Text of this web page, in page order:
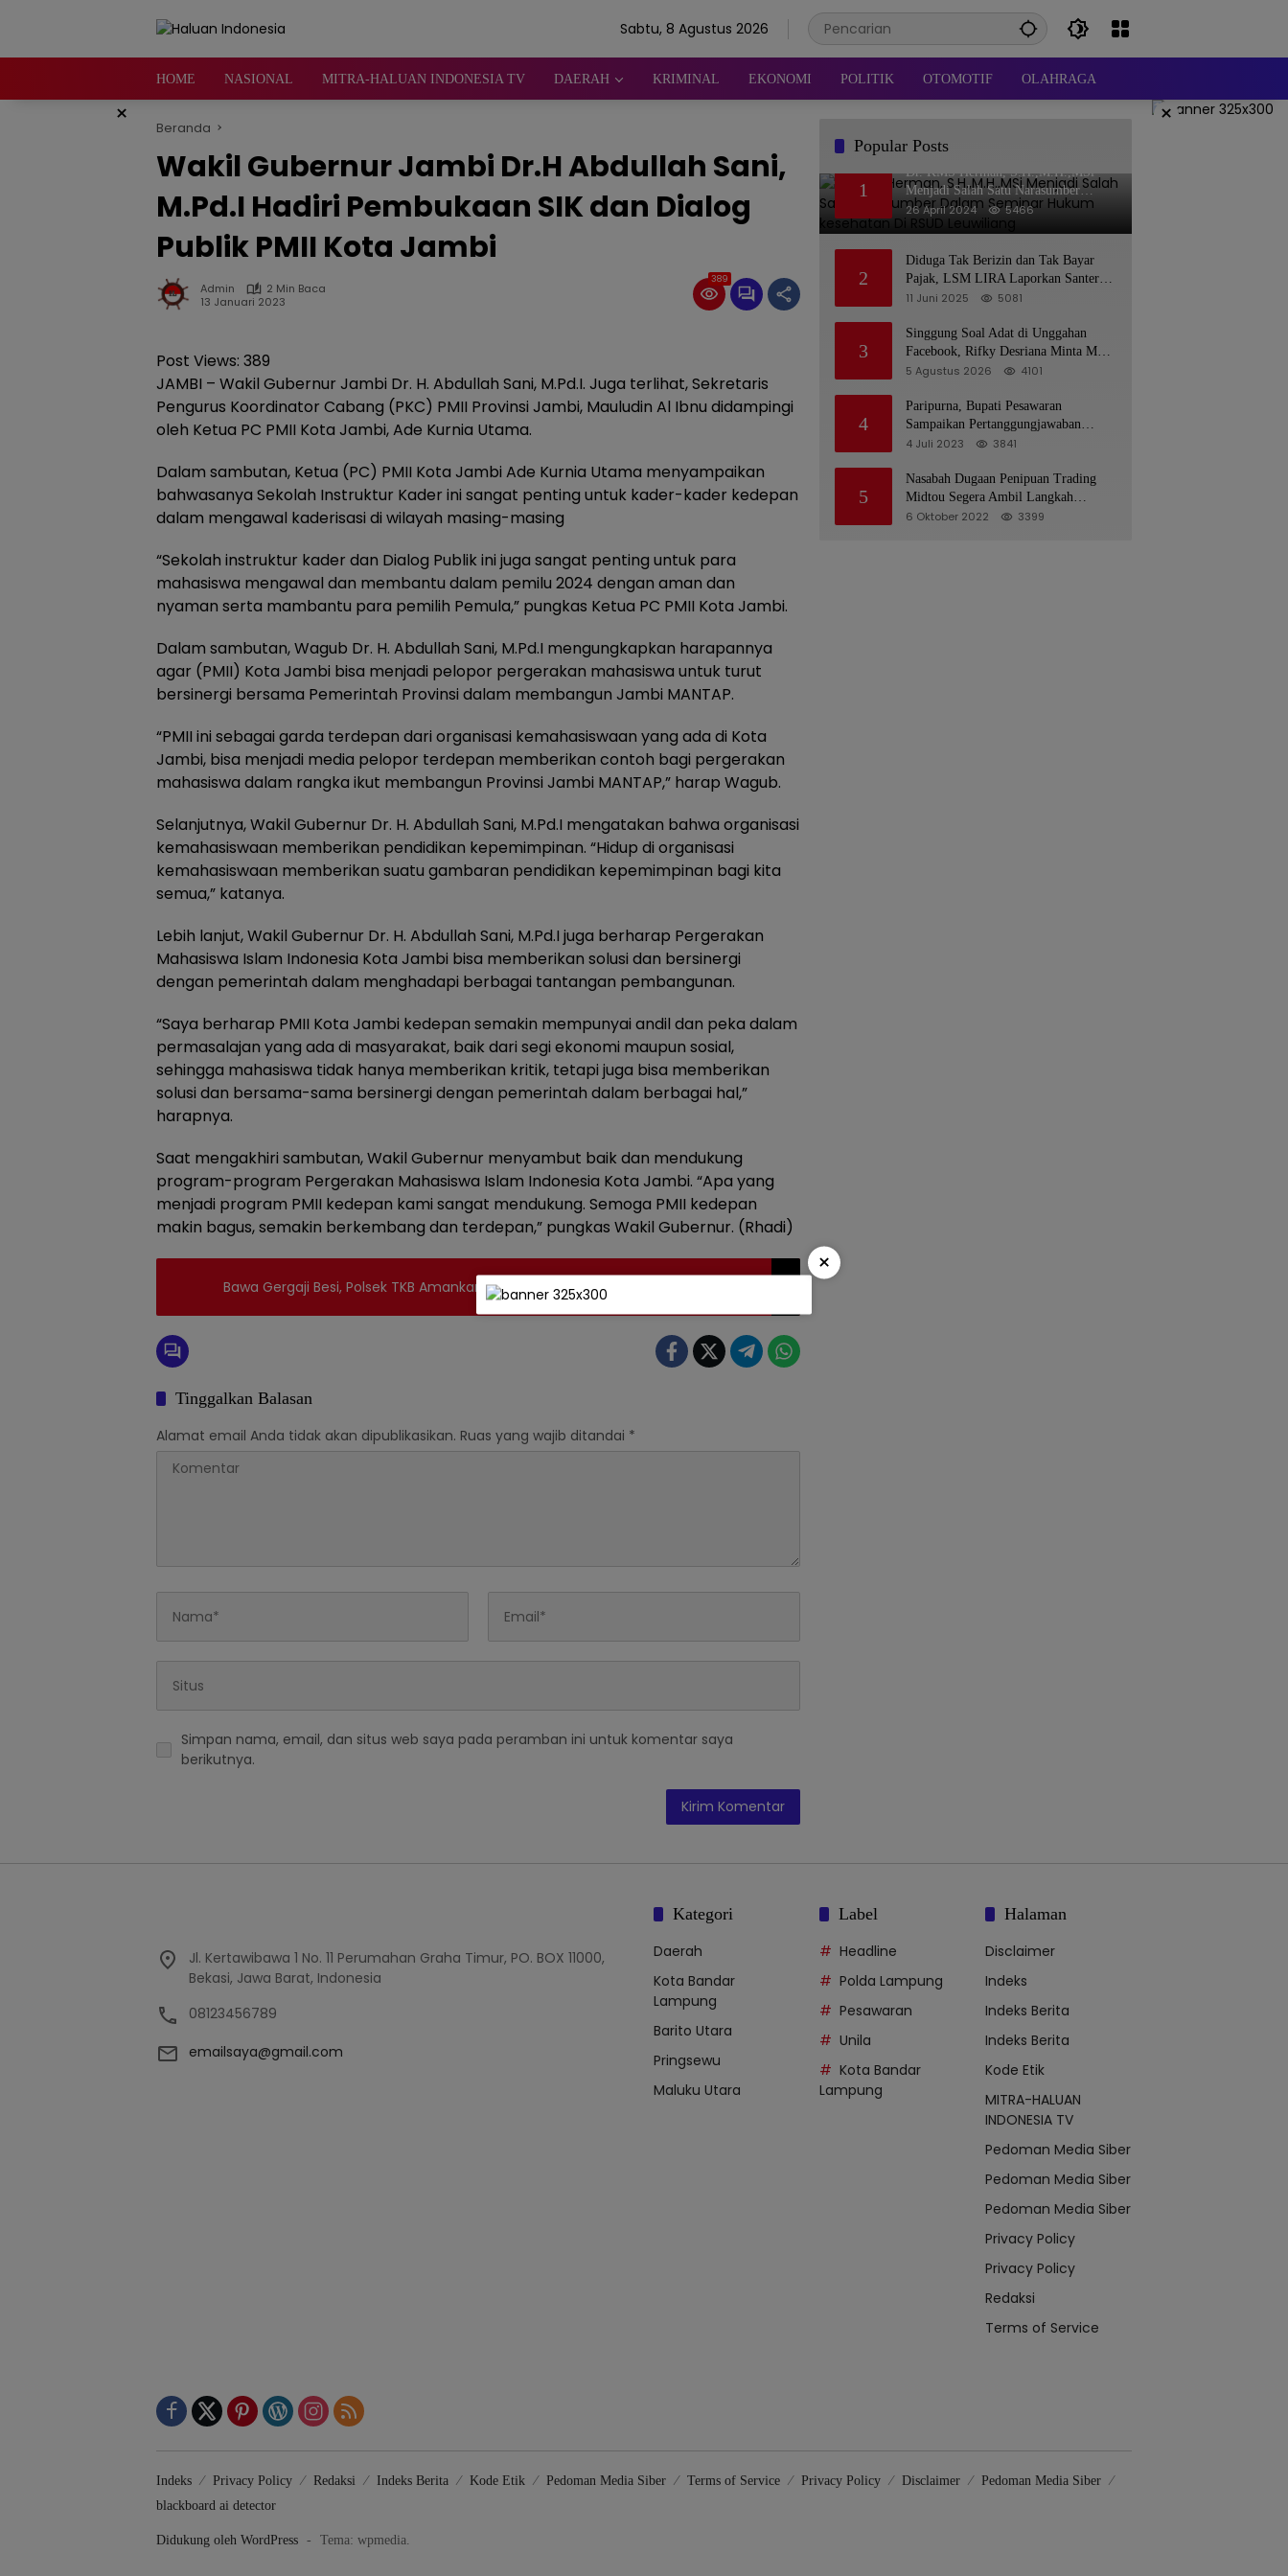
Sabtu, 8 Agustus 2026
HOME NASIONAL MITRA-HALUAN INDONESIA TV DAERAH KRIMINAL EKONOMI POLITIK OTOMOTIF OLAHRAGA
× ×
Beranda
Wakil Gubernur Jambi Dr.H Abdullah Sani,
M.Pd.I Hadiri Pembukaan SIK dan Dialog
Publik PMII Kota Jambi
Admin
2 Min Baca
13 Januari 2023
389
Post Views: 389
JAMBI – Wakil Gubernur Jambi Dr. H. Abdullah Sani, M.Pd.I. Juga terlihat, Sekretaris
Pengurus Koordinator Cabang (PKC) PMII Provinsi Jambi, Mauludin Al Ibnu didampingi
oleh Ketua PC PMII Kota Jambi, Ade Kurnia Utama.
Dalam sambutan, Ketua (PC) PMII Kota Jambi Ade Kurnia Utama menyampaikan
bahwasanya Sekolah Instruktur Kader ini sangat penting untuk kader-kader kedepan
dalam mengawal kaderisasi di wilayah masing-masing
“Sekolah instruktur kader dan Dialog Publik ini juga sangat penting untuk para
mahasiswa mengawal dan membantu dalam pemilu 2024 dengan aman dan
nyaman serta mambantu para pemilih Pemula,” pungkas Ketua PC PMII Kota Jambi.
Dalam sambutan, Wagub Dr. H. Abdullah Sani, M.Pd.I mengungkapkan harapannya
agar (PMII) Kota Jambi bisa menjadi pelopor pergerakan mahasiswa untuk turut
bersinergi bersama Pemerintah Provinsi dalam membangun Jambi MANTAP.
“PMII ini sebagai garda terdepan dari organisasi kemahasiswaan yang ada di Kota
Jambi, bisa menjadi media pelopor terdepan memberikan contoh bagi pergerakan
mahasiswa dalam rangka ikut membangun Provinsi Jambi MANTAP,” harap Wagub.
Selanjutnya, Wakil Gubernur Dr. H. Abdullah Sani, M.Pd.I mengatakan bahwa organisasi
kemahasiswaan memberikan pendidikan kepemimpinan. “Hidup di organisasi
kemahasiswaan memberikan suatu gambaran pendidikan kepemimpinan bagi kita
semua,” katanya.
Lebih lanjut, Wakil Gubernur Dr. H. Abdullah Sani, M.Pd.I juga berharap Pergerakan
Mahasiswa Islam Indonesia Kota Jambi bisa memberikan solusi dan bersinergi
dengan pemerintah dalam menghadapi berbagai tantangan pembangunan.
“Saya berharap PMII Kota Jambi kedepan semakin mempunyai andil dan peka dalam
permasalajan yang ada di masyarakat, baik dari segi ekonomi maupun sosial,
sehingga mahasiswa tidak hanya memberikan kritik, tetapi juga bisa memberikan
solusi dan bersama-sama bersinergi dengan pemerintah dalam berbagai hal,”
harapnya.
Saat mengakhiri sambutan, Wakil Gubernur menyambut baik dan mendukung
program-program Pergerakan Mahasiswa Islam Indonesia Kota Jambi. “Apa yang
menjadi program PMII kedepan kami sangat mendukung. Semoga PMII kedepan
makin bagus, semakin berkembang dan terdepan,” pungkas Wakil Gubernur. (Rhadi)
Bawa Gergaji Besi, Polsek TKB Amankan Anggota Geng Motor di Rumah Warga
Tinggalkan Balasan
Alamat email Anda tidak akan dipublikasikan. Ruas yang wajib ditandai *
Simpan nama, email, dan situs web saya pada peramban ini untuk komentar saya
berikutnya.
Popular Posts
1
Dr. KMS Herman, S.H.,M.H.,MSi
Menjadi Salah Satu Narasumber
Dalam Seminar Hukum kesehatan Di
RSUD Leuwiliang
26 April 2024 5466
2
Diduga Tak Berizin dan Tak Bayar
Pajak, LSM LIRA Laporkan Santerra
de Laponte ke Kejaksaan Kota Batu
11 Juni 2025 5081
3
Singgung Soal Adat di Unggahan
Facebook, Rifky Desriana Minta Maaf
ke PDA dan Bupati Kubar
5 Agustus 2026 4101
4
Paripurna, Bupati Pesawaran
Sampaikan Pertanggungjawaban
Pelaksanaan APBD 2022
4 Juli 2023 3841
5
Nasabah Dugaan Penipuan Trading
Midtou Segera Ambil Langkah
Hukum
6 Oktober 2022 3399
Jl. Kertawibawa 1 No. 11 Perumahan Graha Timur, PO. BOX 11000,
Bekasi, Jawa Barat, Indonesia
08123456789
emailsaya@gmail.com
Kategori
Daerah
Kota Bandar
Lampung
Barito Utara
Pringsewu
Maluku Utara
Label
Headline
Polda Lampung
Pesawaran
Unila
Kota Bandar
Lampung
Halaman
Disclaimer
Indeks
Indeks Berita
Indeks Berita
Kode Etik
MITRA-HALUAN
INDONESIA TV
Pedoman Media Siber
Pedoman Media Siber
Pedoman Media Siber
Privacy Policy
Privacy Policy
Redaksi
Terms of Service
Indeks Privacy Policy Redaksi Indeks Berita Kode Etik Pedoman Media Siber Terms of Service Privacy Policy Disclaimer
Pedoman Media Siber
blackboard ai detector
Didukung oleh WordPress - Tema: wpmedia.
×